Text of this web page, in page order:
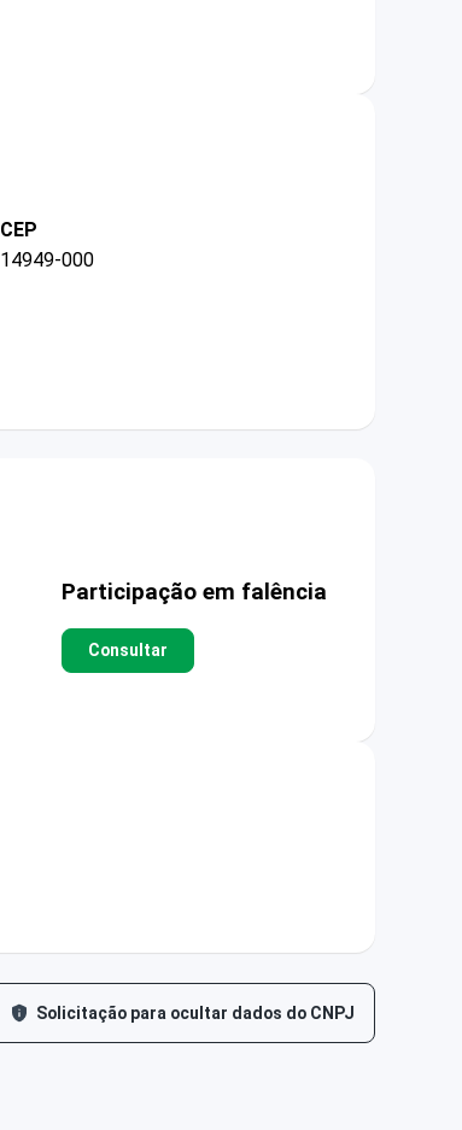
CEP
14949-000
Participação em falência
Consultar
Solicitação para ocultar dados do CNPJ